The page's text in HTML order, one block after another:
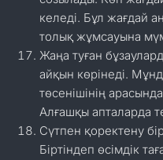
келеді. Бұл жағдай
толық жұмсауына
Жаңа туған
айқын көрінеді.
төсенішінің
Алғашқы апталарда
Сүтпен қоректену
Біртіндеп өсімдік